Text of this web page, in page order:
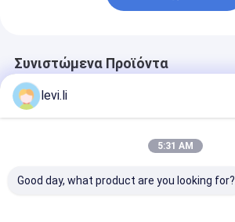
Συνιστώμενα Προϊόντα
levi.li
5:31 AM
Good day, what product are you looking for?